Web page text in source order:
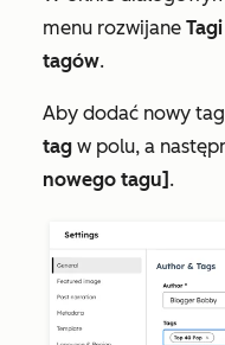
menu rozwijane Tagi
tagów.
Aby dodać nowy
tag w polu, a
nowego tagu] .